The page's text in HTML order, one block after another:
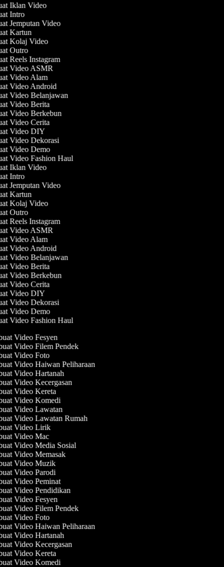
Iklan Video
Intro
Jemputan Video
Kartun
Kolaj Video
Outro
Reels Instagram
Video ASMR
Video Alam
Video Android
Video Belanjawan
Video Berita
Video Berkebun
Video Cerita
Video DIY
Video Dekorasi
Video Demo
Video Fashion Haul
Iklan Video
Intro
Jemputan Video
Kartun
Kolaj Video
Outro
Reels Instagram
Video ASMR
Video Alam
Video Android
Video Belanjawan
Video Berita
Video Berkebun
Video Cerita
Video DIY
Video Dekorasi
Video Demo
Video Fashion Haul
Video Fesyen
Video Filem Pendek
Video Foto
Video Haiwan Peliharaan
Video Hartanah
Video Kecergasan
Video Kereta
Video Komedi
Video Lawatan
Video Lawatan Rumah
Video Lirik
Video Mac
Video Media Sosial
Video Memasak
Video Muzik
Video Parodi
Video Peminat
Video Pendidikan
Video Fesyen
Video Filem Pendek
Video Foto
Video Haiwan Peliharaan
Video Hartanah
Video Kecergasan
Video Kereta
Video Komedi